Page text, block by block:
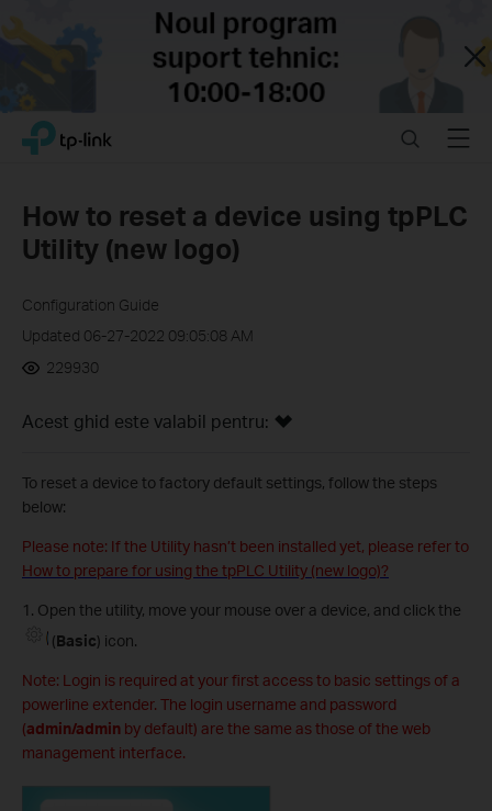
Close
Click
navigation
TP-Link, Reliably Smart SearchMenu
How to reset a device using tpPLC
Utility (new logo)
Configuration Guide
Updated 06-27-2022 09:05:08 AM
229930
Acest ghid este valabil pentru:
To reset a device to factory default settings, follow the steps
below:
Please note: If the Utility hasn’t been installed yet, please refer to
How to prepare for using the tpPLC Utility (new logo)?
1. Open the utility, move your mouse over a device, and click the
(Basic) icon.
Note: Login is required at your first access to basic settings of a
powerline extender. The login username and password
(admin/admin by default) are the same as those of the web
management interface.